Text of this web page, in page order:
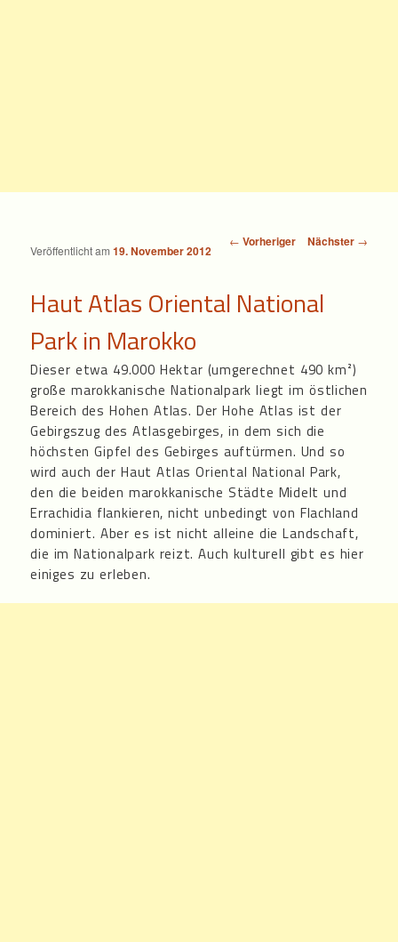
Beitragsnavigation
← Vorheriger Nächster →
Haut Atlas Oriental National
Park in Marokko
Veröffentlicht am19. November 2012
Dieser etwa 49.000 Hektar (umgerechnet 490 km²)
große marokkanische Nationalpark liegt im östlichen
Bereich des Hohen Atlas. Der Hohe Atlas ist der
Gebirgszug des Atlasgebirges, in dem sich die
höchsten Gipfel des Gebirges auftürmen. Und so
wird auch der Haut Atlas Oriental National Park,
den die beiden marokkanische Städte Midelt und
Errachidia flankieren, nicht unbedingt von Flachland
dominiert. Aber es ist nicht alleine die Landschaft,
die im Nationalpark reizt. Auch kulturell gibt es hier
einiges zu erleben.